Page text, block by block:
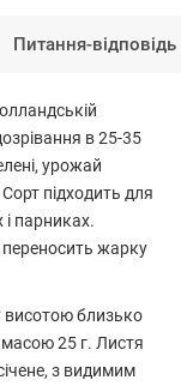
Питання-відповідь
в 25-35
урожай
підходить для
і парниках.
переносить жарку
висотою близько
масою 25 г. Листя
з видимим